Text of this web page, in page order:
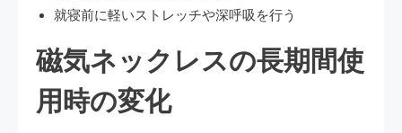
就寝前に軽いストレッチや深呼吸を行う
磁気ネックレスの長期間使
用時の変化